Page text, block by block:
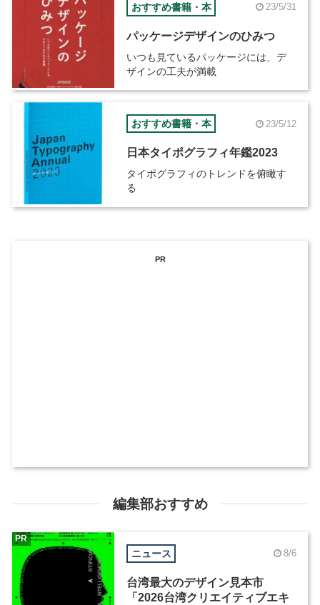
おすすめ書籍・本 23/5/31
パッケージデザインのひみつ
いつも見ているパッケージには、デ
ザインの工夫が満載
おすすめ書籍・本 23/5/12
日本タイポグラフィ年鑑2023
タイポグラフィのトレンドを俯瞰す
る
PR
編集部おすすめ
ニュース 8/6
台湾最大のデザイン見本市
「2026台湾クリエイティブエキ
PR